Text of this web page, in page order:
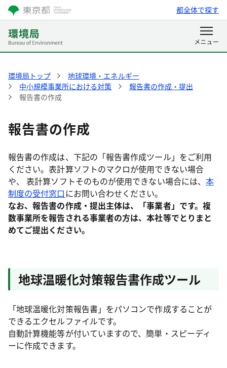
都全体で探す
環境局トップ
地球環境・エネルギー
中小規模事業所における対策
報告書の作成・提出
報告書の作成
報告書の作成
報告書の作成は、下記の「報告書作成ツール」をご利用
ください。表計算ソフトのマクロが使用できない場合
や、 表計算ソフトそのものが使用できない場合には、 本
制度の受付窓口 にお問い合わせください。
なお、報告書の作成・提出主体は、「事業者」です。複
数事業所を報告される事業者の方は、本社等でとりまと
めてご提出ください。
地球温暖化対策報告書作成ツール
「地球温暖化対策報告書」をパソコンで作成することが
できるエクセルファイルです。
自動計算機能等が付いていますので、簡単・スピーディ
ーに作成できます。